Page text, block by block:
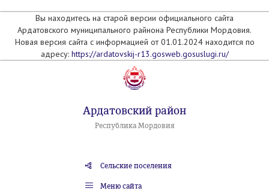
Вы находитесь на старой версии официального сайта
Ардатовского муниципального райнона Республики Мордовия.
Новая версия сайта с информацией от 01.01.2024 находится по
адресу: https://ardatovskij-r13.gosweb.gosuslugi.ru/
Ардатовский район
Республика Мордовия
Сельские поселения
Меню сайта